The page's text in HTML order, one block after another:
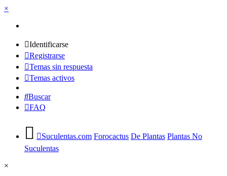
×
Identificarse
Registrarse
Temas sin respuesta
Temas activos
Buscar
FAQ
Suculentas.com Forocactus De Plantas Plantas No
Suculentas
×